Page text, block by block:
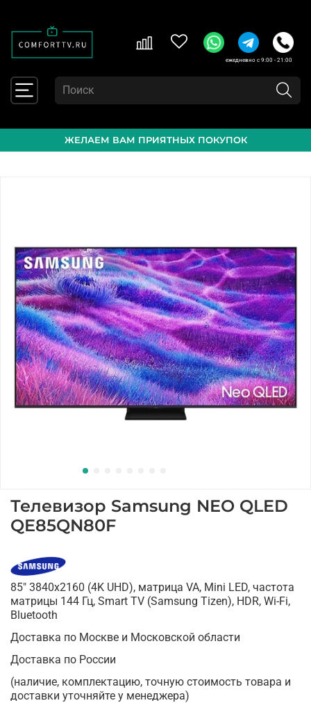
ежедневно с 9:00 - 21:00
ЖЕЛАЕМ ВАМ ПРИЯТНЫХ ПОКУПОК
Телевизор Samsung NEO QLED
QE85QN80F
85" 3840x2160 (4K UHD), матрица VA, Mini LED, частота
матрицы 144 Гц, Smart TV (Samsung Tizen), HDR, Wi-Fi,
Bluetooth
Доставка по Москве и Московской области
Доставка по России
(наличие, комплектацию, точную стоимость товара и
доставки уточняйте у менеджера)